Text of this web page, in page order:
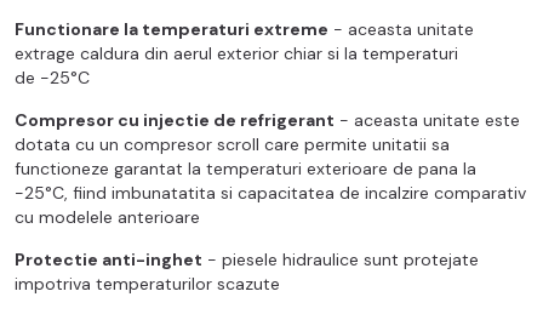
Functionare la temperaturi extreme - aceasta unitate
extrage caldura din aerul exterior chiar si la temperaturi
de -25°C
Compresor cu injectie de refrigerant - aceasta unitate este
dotata cu un compresor scroll care permite unitatii sa
functioneze garantat la temperaturi exterioare de pana la
-25°C, fiind imbunatatita si capacitatea de incalzire comparativ
cu modelele anterioare
Protectie anti-inghet - piesele hidraulice sunt protejate
impotriva temperaturilor scazute